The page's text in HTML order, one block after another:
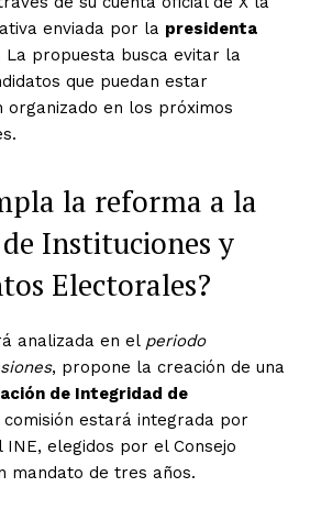
enviada por la presidenta
La propuesta busca evitar la
que puedan estar
organizado en los próximos
la reforma a la
Instituciones y
Electorales?
analizada en el periodo
, propone la creación de una
de Integridad de
comisión estará integrada por
INE, elegidos por el Consejo
mandato de tres años.